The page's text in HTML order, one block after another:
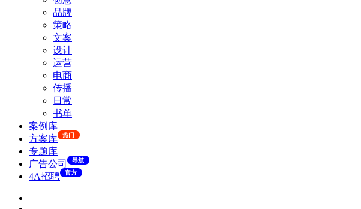
品牌
策略
文案
设计
运营
电商
传播
日常
书单
案例库
方案库
热门
专题库
广告公司
导航
4A招聘 官方